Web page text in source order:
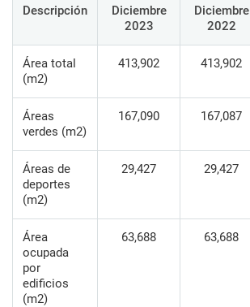
Descripción
Diciembre
2023
Diciembre
2022
Área total
(m2)
413,902 413,902
Áreas
verdes (m2)
167,090 167,087
Áreas de
deportes
(m2)
29,427 29,427
Área
ocupada
por
edificios
(m2)
63,688 63,688